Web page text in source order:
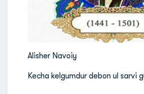
Alisher Navoiy
Kecha kelgumdur debon ul sarvi